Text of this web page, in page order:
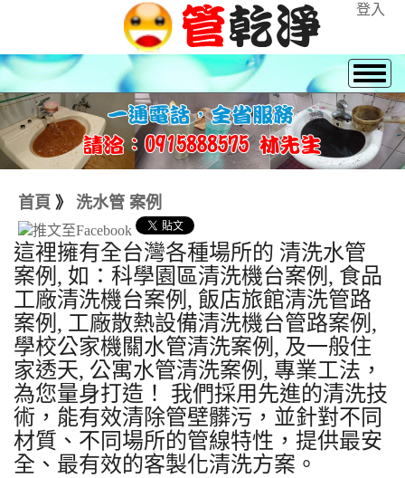
登入
首頁 》 洗水管 案例
這裡擁有全台灣各種場所的 清洗水管
案例, 如：科學園區清洗機台案例, 食品
工廠清洗機台案例, 飯店旅館清洗管路
案例, 工廠散熱設備清洗機台管路案例,
學校公家機關水管清洗案例, 及一般住
家透天, 公寓水管清洗案例, 專業工法，
為您量身打造！ 我們採用先進的清洗技
術，能有效清除管壁髒污，並針對不同
材質、不同場所的管線特性，提供最安
全、最有效的客製化清洗方案。